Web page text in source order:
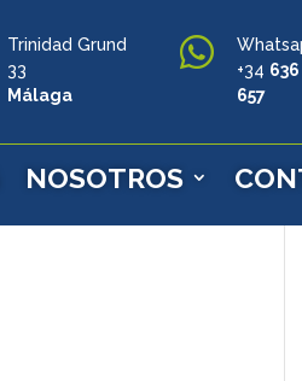
Trinidad Grund
33
Málaga

+34
657
NOSOTROS